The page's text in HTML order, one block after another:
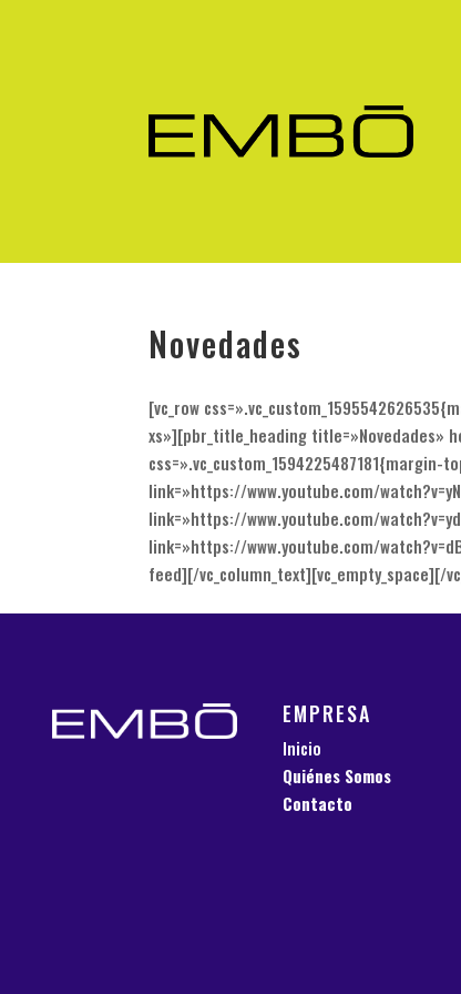
Novedades
[vc_row
xs»][pbr_title_heading title=»Novedades»
link=»https://www.youtube.com/
link=»https://www.youtube.com/
link=»https://www.youtube.com/
feed][/vc_column_text][vc_empty_space][/
EMPRESA
Inicio
Quiénes Somos
Contacto